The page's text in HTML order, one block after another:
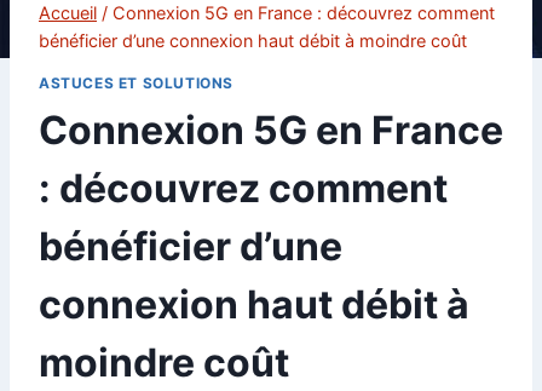
Accueil / Connexion 5G en France : découvrez comment
bénéficier d’une connexion haut débit à moindre coût
ASTUCES ET SOLUTIONS
Connexion 5G en France
: découvrez comment
bénéficier d’une
connexion haut débit à
moindre coût